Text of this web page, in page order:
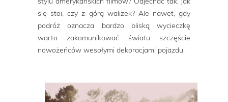
się stoi, czy z górą walizek? Ale nawet, gdy
podróż oznacza bardzo bliską wycieczkę
warto zakomunikować światu szczęście
nowożeńców wesołymi dekoracjami pojazdu.